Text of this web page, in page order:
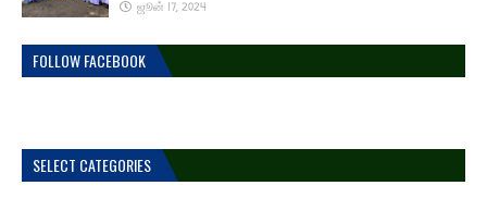
ஜூன் 17, 2024
FOLLOW FACEBOOK
SELECT CATEGORIES